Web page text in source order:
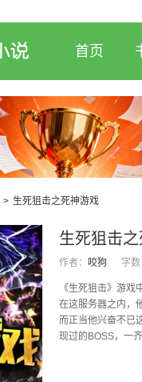
首页
> 生死狙击之死神游戏
生死狙击
作者： 咬狗 字数
《生死狙击》游戏
在这服务器之内，
而正当他兴奋不已
现过的BOSS，一